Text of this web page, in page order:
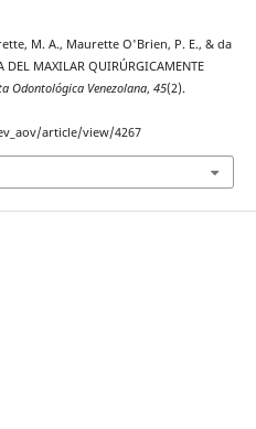
M. A., Maurette O'Brien, P. E., & da
MAXILAR QUIRÚRGICAMENTE
Odontológica Venezolana, 45(2).
article/view/4267